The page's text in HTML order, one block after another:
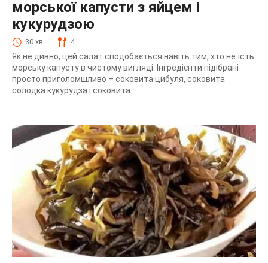
морської капусти з яйцем і
кукурудзою
30 хв 4
Як не дивно, цей салат сподобається навіть тим, хто не їсть
морську капусту в чистому вигляді. Інгредієнти підібрані
просто приголомшливо – соковита цибуля, соковита
солодка кукурудза і соковита.